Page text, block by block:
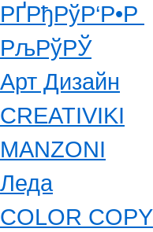
РҐРђРўР‘Р•Р
РљРўРЎ
Арт Дизайн
CREATIVIKI
MANZONI
Леда
COLOR COPY